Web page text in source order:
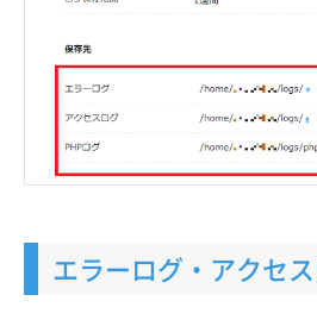
エラーログ・アクセ